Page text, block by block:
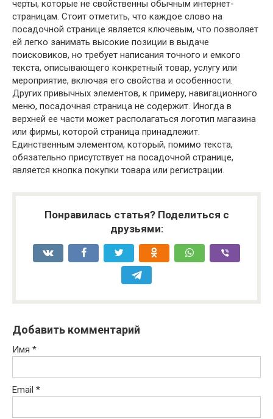
черты, которые не свойственны обычным интернет-
страницам. Стоит отметить, что каждое слово на
посадочной странице является ключевым, что позволяет
ей легко занимать высокие позиции в выдаче
поисковиков, но требует написания точного и емкого
текста, описывающего конкретный товар, услугу или
мероприятие, включая его свойства и особенности.
Других привычных элементов, к примеру, навигационного
меню, посадочная страница не содержит. Иногда в
верхней ее части может располагаться логотип магазина
или фирмы, которой страница принадлежит.
Единственным элементом, который, помимо текста,
обязательно присутствует на посадочной странице,
является кнопка покупки товара или регистрации.
Понравилась статья? Поделиться с
друзьями:
Добавить комментарий
Имя *
Email *